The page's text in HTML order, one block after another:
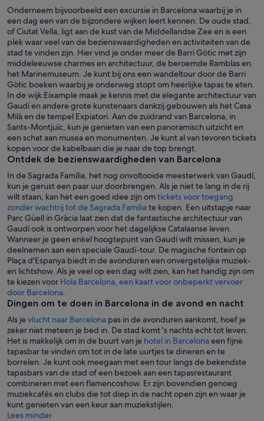
Onderneem bijvoorbeeld een excursie in Barcelona waarbij je in
een dag een van de bijzondere wijken leert kennen. De oude stad,
of Ciutat Vella, ligt aan de kust van de Middellandse Zee en is een
plek waar veel van de bezienswaardigheden en activiteiten van de
stad te vinden zijn. Hier vind je onder meer de Barri Gòtic met zijn
middeleeuwse charmes en architectuur, de beroemde Ramblas en
het Marinemuseum. Je kunt bij ons een wandeltour door de Barri
Gòtic boeken waarbij je onderweg stopt om heerlijke tapas te eten.
In de wijk Eixample maak je kennis met de elegante architectuur van
Gaudí en andere grote kunstenaars dankzij gebouwen als het Casa
Milà en de tempel Expiatori. Aan de zuidrand van Barcelona, in
Sants-Montjuïc, kun je genieten van een panoramisch uitzicht en
een schat aan musea en monumenten. Je kunt al van tevoren tickets
kopen voor de kabelbaan die je naar de top brengt.
Ontdek de bezienswaardigheden van Barcelona
In de Sagrada Família, het nog onvoltooide meesterwerk van Gaudí,
kun je gerust een paar uur doorbrengen. Als je niet te lang in de rij
wilt staan, kan het een goed idee zijn omtickets voor toegang
zonder wachtrij tot de Sagrada Famíliate kopen. Een uitstapje naar
Parc Güell in Gràcia laat zien dat de fantastische architectuur van
Gaudí ook is ontworpen voor het dagelijkse Catalaanse leven.
Wanneer je geen enkel hoogtepunt van Gaudí wilt missen, kun je
deelnemen aan een speciale Gaudí-tour. De magische fontein op
Plaça d'Espanya biedt in de avonduren een onvergetelijke muziek-
en lichtshow. Als je veel op een dag wilt zien, kan het handig zijn om
te kiezen voor Hola Barcelona, een kaart voor onbeperkt vervoer
door Barcelona
Dingen om te doen in Barcelona in de avond en nacht
Als jevlucht naar Barcelona pas in de avonduren aankomt, hoef je
zeker niet meteen je bed in. De stad komt 's nachts echt tot leven.
Het is makkelijk om in de buurt van je hotel in Barcelonaeen fijne
tapasbar te vinden om tot in de late uurtjes te dineren en te
borrelen. Je kunt ook meegaan met een tour langs de bekendste
tapasbars van de stad of een bezoek aan een tapasrestaurant
combineren met een flamencoshow. Er zijn bovendien genoeg
muziekcafés en clubs die tot diep in de nacht open zijn en waar je
kunt genieten van een keur aan muziekstijlen.
Lees minder